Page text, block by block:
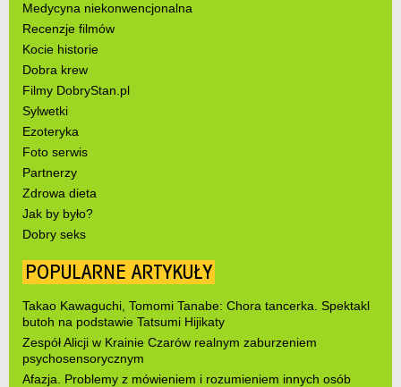
Medycyna niekonwencjonalna
Recenzje filmów
Kocie historie
Dobra krew
Filmy DobryStan.pl
Sylwetki
Ezoteryka
Foto serwis
Partnerzy
Zdrowa dieta
Jak by było?
Dobry seks
POPULARNE ARTYKUŁY
Takao Kawaguchi, Tomomi Tanabe: Chora tancerka. Spektakl
butoh na podstawie Tatsumi Hijikaty
Zespół Alicji w Krainie Czarów realnym zaburzeniem
psychosensorycznym
Afazja. Problemy z mówieniem i rozumieniem innych osób